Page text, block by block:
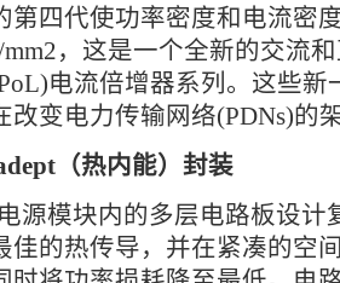
第四代使功率密度和电流密
，这是一个全新的交流
电流倍增器系列。这些新
改变电力传输网络(PDNs)的
（热内能）封装
源模块内的多层电路板设计
佳的热传导，并在紧凑的空